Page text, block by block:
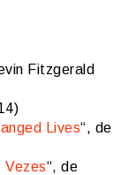
Fitzgerald
Lives“, de
Vezes“, de